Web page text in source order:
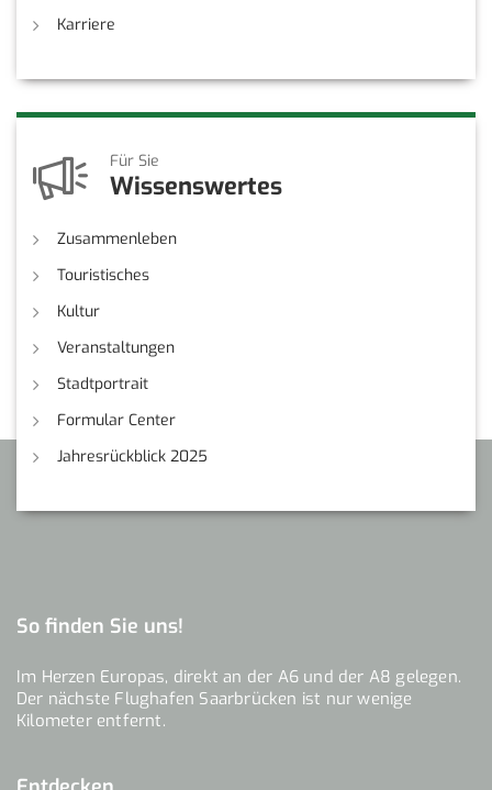
Karriere
Für Sie
Wissenswertes
Zusammenleben
Touristisches
Kultur
Veranstaltungen
Stadtportrait
Formular Center
Jahresrückblick 2025
So finden Sie uns!
Im Herzen Europas, direkt an der A6 und der A8 gelegen.
Der nächste Flughafen Saarbrücken ist nur wenige
Kilometer entfernt.